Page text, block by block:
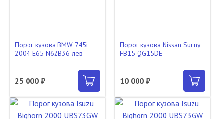
Порог кузова BMW 745i
2004 E65 N62B36 лев
25 000 ₽
Порог кузова Nissan Sunny
FB15 QG15DE
10 000 ₽